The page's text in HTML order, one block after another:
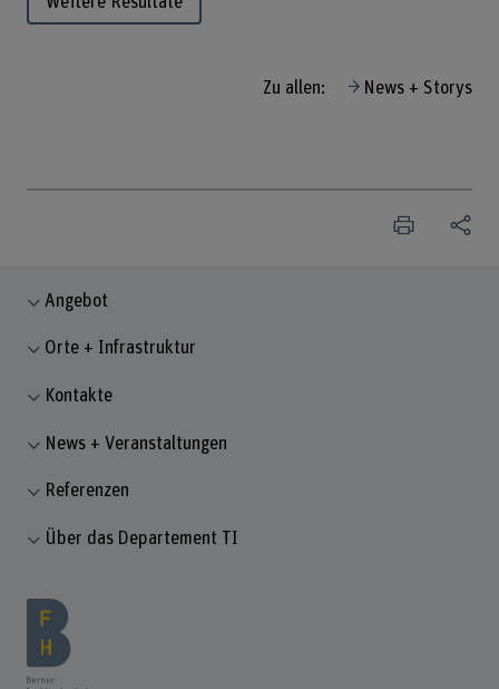
Zu allen: News + Storys
Angebot
Orte + Infrastruktur
Kontakte
News + Veranstaltungen
Referenzen
Über das Departement TI